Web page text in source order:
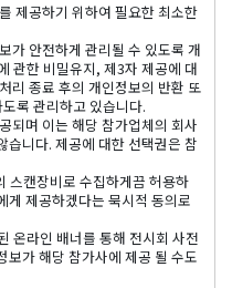
제공하기 위하여 필요한 최소한
가 안전하게 관리될 수 있도록 개
관한 비밀유지, 제3자 제공에 대
리 종료 후의 개인정보의 반환 또
록 관리하고 있습니다.
되며 이는 해당 참가업체의 회사
습니다. 제공에 대한 선택권은 참
캔장비로 수집하게끔 허용하
게 제공하겠다는 묵시적 동의로
온라인 배너를 통해 전시회 사전
보가 해당 참가사에 제공 될 수도